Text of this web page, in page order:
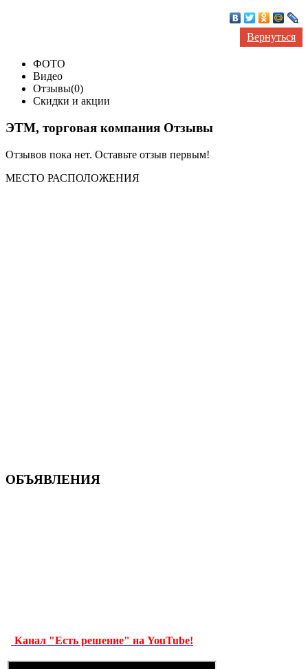
Вернуться
ФОТО
Видео
Отзывы(0)
Скидки и акции
ЭТМ, торговая компания Отзывы
Отзывов пока нет. Оставьте отзыв первым!
МЕСТО РАСПОЛОЖЕНИЯ
ОБЪЯВЛЕНИЯ
Канал "Есть решение" на YouTube!